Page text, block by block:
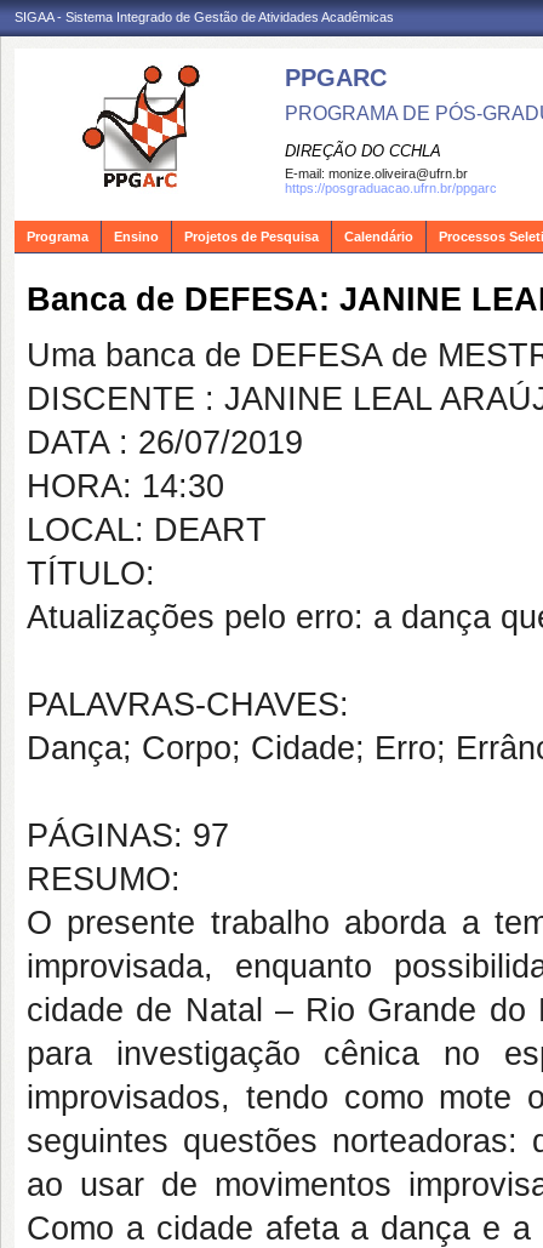
SIGAA - Sistema Integrado de Gestão de Atividades Acadêmicas
PPGARC
PROGRAMA DE PÓS-
DIREÇÃO DO CCHLA
E-mail: monize.oliveira@ufrn.br
https://posgraduacao.ufrn.br/ppgarc
Programa Ensino Projetos de Pesquisa Calendário Processos
Banca de DEFESA: JANINE
Uma banca de DEFESA de
DISCENTE : JANINE LEAL
DATA : 26/07/2019
HORA: 14:30
LOCAL: DEART
TÍTULO:
Atualizações pelo erro: a dança
PALAVRAS-CHAVES:
Dança; Corpo; Cidade; Erro;
PÁGINAS: 97
RESUMO:
O presente trabalho aborda a
improvisada, enquanto
cidade de Natal – Rio Grande
para investigação cênica no
improvisados, tendo como mote
seguintes questões
ao usar de movimentos
Como a cidade afeta a dança e